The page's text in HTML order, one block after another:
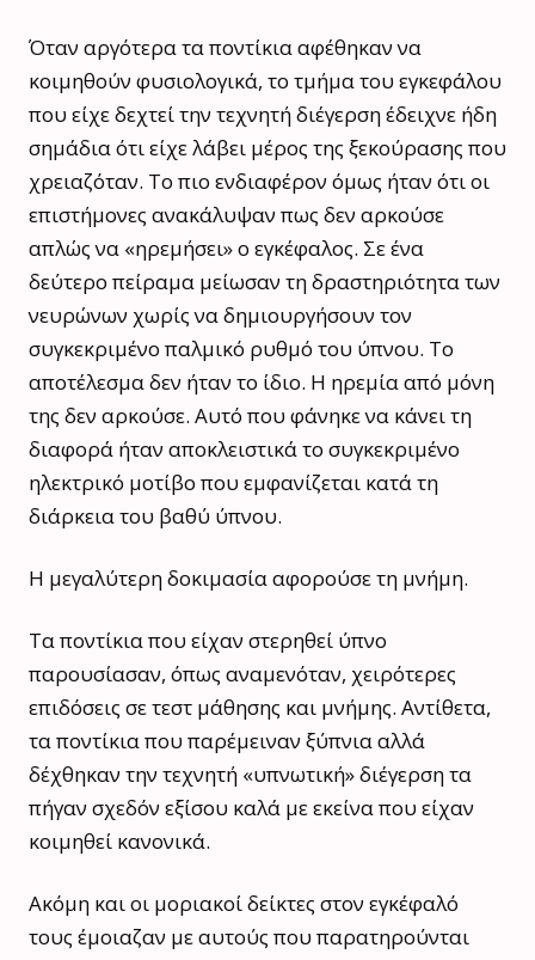
Όταν αργότερα τα ποντίκια αφέθηκαν να
κοιμηθούν φυσιολογικά, το τμήμα του εγκεφάλου
που είχε δεχτεί την τεχνητή διέγερση έδειχνε ήδη
σημάδια ότι είχε λάβει μέρος της ξεκούρασης που
χρειαζόταν. Το πιο ενδιαφέρον όμως ήταν ότι οι
επιστήμονες ανακάλυψαν πως δεν αρκούσε
απλώς να «ηρεμήσει» ο εγκέφαλος. Σε ένα
δεύτερο πείραμα μείωσαν τη δραστηριότητα των
νευρώνων χωρίς να δημιουργήσουν τον
συγκεκριμένο παλμικό ρυθμό του ύπνου. Το
αποτέλεσμα δεν ήταν το ίδιο. Η ηρεμία από μόνη
της δεν αρκούσε. Αυτό που φάνηκε να κάνει τη
διαφορά ήταν αποκλειστικά το συγκεκριμένο
ηλεκτρικό μοτίβο που εμφανίζεται κατά τη
διάρκεια του βαθύ ύπνου.
Η μεγαλύτερη δοκιμασία αφορούσε τη μνήμη.
Τα ποντίκια που είχαν στερηθεί ύπνο
παρουσίασαν, όπως αναμενόταν, χειρότερες
επιδόσεις σε τεστ μάθησης και μνήμης. Αντίθετα,
τα ποντίκια που παρέμειναν ξύπνια αλλά
δέχθηκαν την τεχνητή «υπνωτική» διέγερση τα
πήγαν σχεδόν εξίσου καλά με εκείνα που είχαν
κοιμηθεί κανονικά.
Ακόμη και οι μοριακοί δείκτες στον εγκέφαλό
τους έμοιαζαν με αυτούς που παρατηρούνται